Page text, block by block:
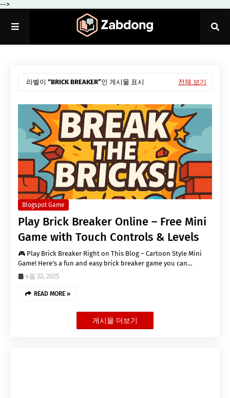
-->
라벨이 BRICK BREAKER 인 게시물 표시 전체 보기
Blogspot Game
Play Brick Breaker Online – Free Mini
Game with Touch Controls & Levels
🎮 Play Brick Breaker Right on This Blog – Cartoon Style Mini
Game! Here’s a fun and easy brick breaker game you can…
4월 22, 2025
READ MORE »
게시물 더보기